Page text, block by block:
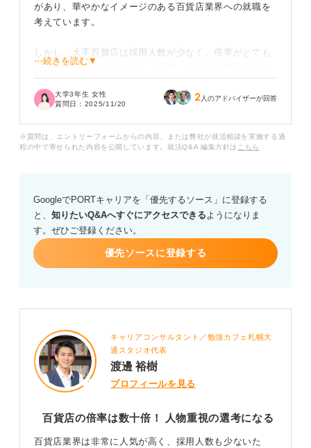
があり、華やかなイメージのある百貨店業界への就職を
考えています。
しかし、大手百貨店は採用人数が少なく、倍率がとても
高いという話を聞きました。実際、就職の難易度はどの
フィルターなどがあるのかも気になります。
⋯続きを読む▼
大学3年生 女性
質問日： 2025/11/20 2 人のアドバイザーが回答
※質問は、エントリーフォームからの内容、または弊社が就活相談を実施する過
程の中で寄せられた内容を公開しています。就活Q&A 編集方針は こちら
GoogleでPORTキャリアを「優先するソース」に登録する
と、 知りたいQ&Aへすぐにアクセスできるようになりま
す。ぜひご登録ください。
優先ソースに登録する
キャリアコンサルタント／勉強カフェ札幌大
通スタジオ代表
渡邊 裕樹
プロフィールを見る
百貨店の倍率は数十倍！ 人物重視の選考になる
百貨店業界は非常に人気が高く、採用人数も少ないた